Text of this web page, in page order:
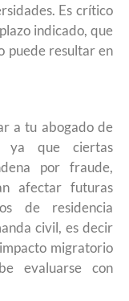
Es crítico
indicado, que
puede resultar en
a tu abogado de
ya que ciertas
por fraude,
afectar futuras
de residencia
civil, es decir
migratorio
evaluarse con